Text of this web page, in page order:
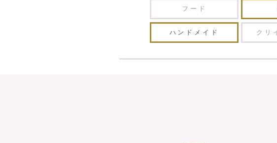
フード
ハンドメイド クリ